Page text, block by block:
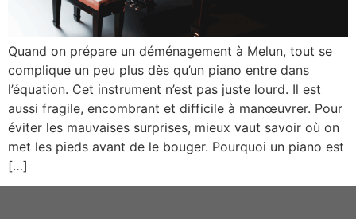
Quand on prépare un déménagement à Melun, tout se
complique un peu plus dès qu’un piano entre dans
l’équation. Cet instrument n’est pas juste lourd. Il est
aussi fragile, encombrant et difficile à manœuvrer. Pour
éviter les mauvaises surprises, mieux vaut savoir où on
met les pieds avant de le bouger. Pourquoi un piano est
[…]